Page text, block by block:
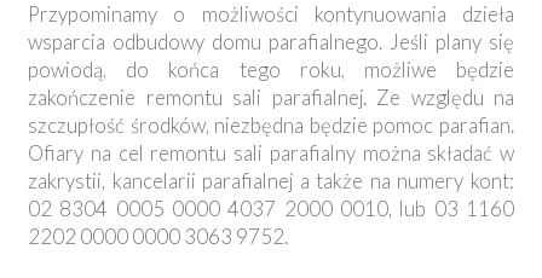
Przypominamy o możliwości kontynuowania dzieła
wsparcia odbudowy domu parafialnego. Jeśli plany się
powiodą, do końca tego roku, możliwe będzie
zakończenie remontu sali parafialnej. Ze względu na
szczupłość środków, niezbędna będzie pomoc parafian.
Ofiary na cel remontu sali parafialny można składać w
zakrystii, kancelarii parafialnej a także na numery kont:
02 8304 0005 0000 4037 2000 0010, lub 03 1160
2202 0000 0000 3063 9752.